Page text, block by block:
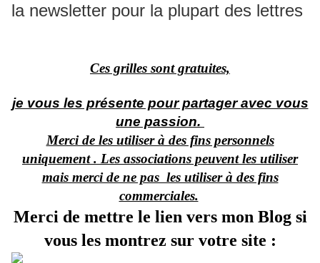
la newsletter pour la plupart des lettres
Ces grilles sont gratuites,
je vous les présente pour partager avec vous
une passion.
Merci de les utiliser à des fins personnels
uniquement . Les associations peuvent les utiliser
mais merci de ne pas les utiliser à des fins
commerciales.
Merci de mettre le lien vers mon Blog si
vous les montrez sur votre site :